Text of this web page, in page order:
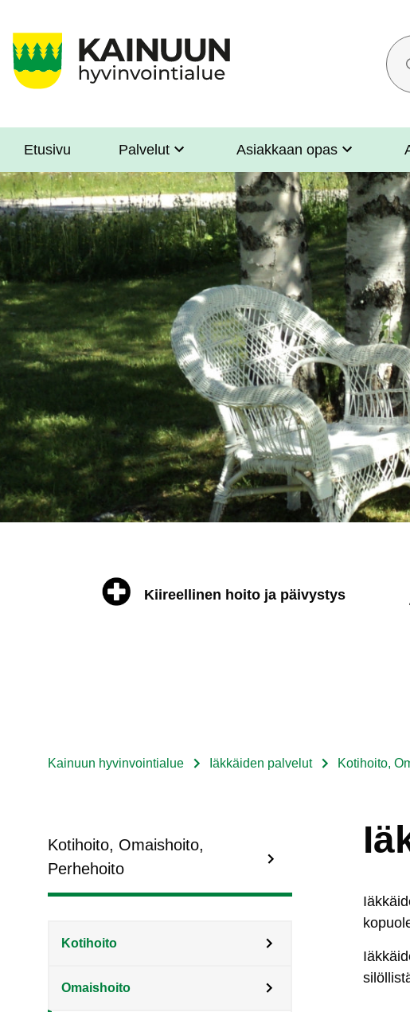
Sote
Menu
Asiakkaille
Etusivu Palvelut Asiakkaan opas
Kiireellinen hoito ja päivystys
Kainuun hyvinvointialue Iäkkäiden palvelut Kotihoito,
Menu
Asiakkaille
3
fi
Kotihoito, Omaishoito,
Perhehoito
Kotihoito
Omaishoito